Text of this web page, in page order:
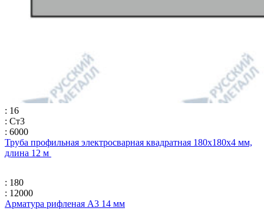
: 16
: Ст3
: 6000
Труба профильная электросварная квадратная 180х180х4 мм,
длина 12 м
: 180
: 12000
Арматура рифленая А3 14 мм